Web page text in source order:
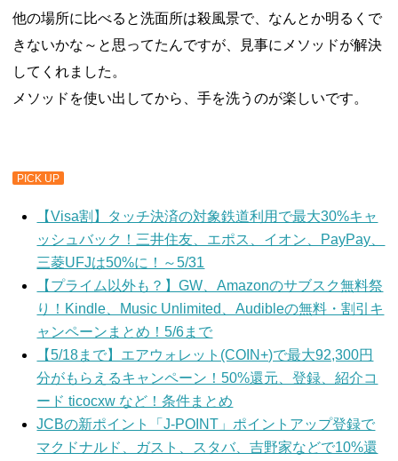
他の場所に比べると洗面所は殺風景で、なんとか明るくで
きないかな～と思ってたんですが、見事にメソッドが解決
してくれました。
メソッドを使い出してから、手を洗うのが楽しいです。
PICK UP
【Visa割】タッチ決済の対象鉄道利用で最大30%キャ
ッシュバック！三井住友、エポス、イオン、PayPay、
三菱UFJは50%に！～5/31
【プライム以外も？】GW、Amazonのサブスク無料祭
り！Kindle、Music Unlimited、Audibleの無料・割引キ
ャンペーンまとめ！5/6まで
【5/18まで】エアウォレット(COIN+)で最大92,300円
分がもらえるキャンペーン！50%還元、登録、紹介コ
ード ticocxw など！条件まとめ
JCBの新ポイント「J-POINT」ポイントアップ登録で
マクドナルド、ガスト、スタバ、吉野家などで10%還